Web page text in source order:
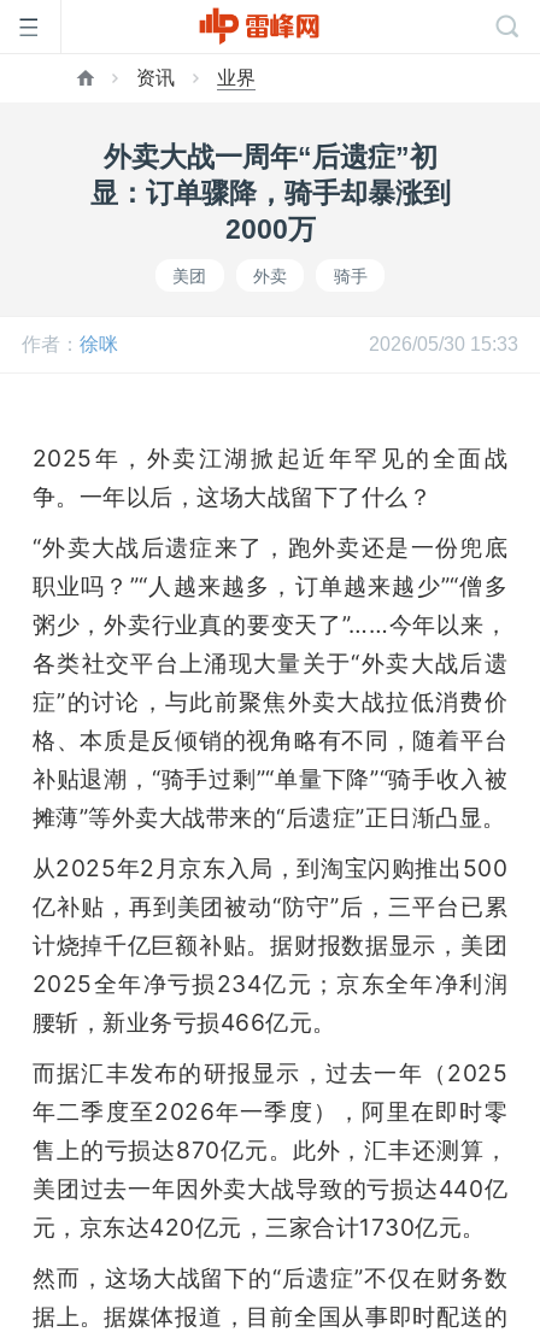
公
开
动
心
GAIR
题
爱
搞
资讯 业界
外卖大战一周年“后遗症”初
显：订单骤降，骑手却暴涨到
2000万
美团 外卖 骑手
作者： 徐咪 2026/05/30 15:33
2025年，外卖江湖掀起近年罕见的全面战
争。一年以后，这场大战留下了什么？
“外卖大战后遗症来了，跑外卖还是一份兜底
职业吗？”“人越来越多，订单越来越少”“僧多
粥少，外卖行业真的要变天了”……今年以来，
各类社交平台上涌现大量关于“外卖大战后遗
症”的讨论，与此前聚焦外卖大战拉低消费价
格、本质是反倾销的视角略有不同，随着平台
补贴退潮，“骑手过剩”“单量下降”“骑手收入被
摊薄”等外卖大战带来的“后遗症”正日渐凸显。
从2025年2月京东入局，到淘宝闪购推出500
亿补贴，再到美团被动“防守”后，三平台已累
计烧掉千亿巨额补贴。据财报数据显示，美团
2025全年净亏损234亿元；京东全年净利润
腰斩，新业务亏损466亿元。
而据汇丰发布的研报显示，过去一年（2025
年二季度至2026年一季度），阿里在即时零
售上的亏损达870亿元。此外，汇丰还测算，
美团过去一年因外卖大战导致的亏损达440亿
元，京东达420亿元，三家合计1730亿元。
然而，这场大战留下的“后遗症”不仅在财务数
据上。据媒体报道，目前全国从事即时配送的